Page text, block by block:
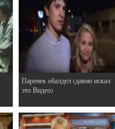
Паренек обалдел (давно искал
это Видео)